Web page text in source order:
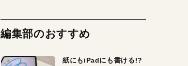
編集部のおすすめ
紙にもiPadにも書ける!?